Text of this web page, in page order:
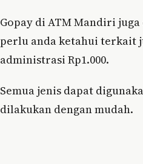
Gopay di ATM Mandiri
perlu anda ketahui terkait
administrasi Rp1.000.
Semua jenis dapat
dilakukan dengan mudah.